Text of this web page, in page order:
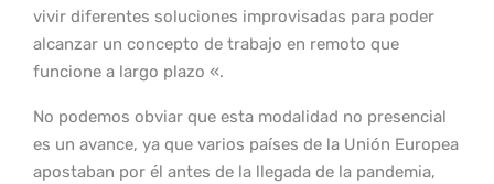
vivir diferentes soluciones improvisadas para poder
alcanzar un concepto de trabajo en remoto que
funcione a largo plazo «.
No podemos obviar que esta modalidad no presencial
es un avance, ya que varios países de la Unión Europea
apostaban por él antes de la llegada de la pandemia,